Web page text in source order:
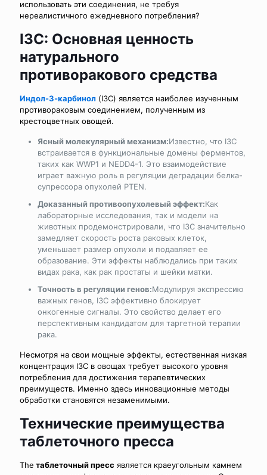
использовать эти соединения, не требуя
нереалистичного ежедневного потребления?
I3C: Основная ценность
натурального
противоракового средства
Индол-3-карбинол (I3C) является наиболее изученным
противораковым соединением, полученным из
крестоцветных овощей.
Ясный молекулярный механизм:Известно, что I3C
встраивается в функциональные домены ферментов,
таких как WWP1 и NEDD4-1. Это взаимодействие
играет важную роль в регуляции деградации белка-
супрессора опухолей PTEN.
Доказанный противоопухолевый эффект:Как
лабораторные исследования, так и модели на
животных продемонстрировали, что I3C значительно
замедляет скорость роста раковых клеток,
уменьшает размер опухоли и подавляет ее
образование. Эти эффекты наблюдались при таких
видах рака, как рак простаты и шейки матки.
Точность в регуляции генов:Модулируя экспрессию
важных генов, I3C эффективно блокирует
онкогенные сигналы. Это свойство делает его
перспективным кандидатом для таргетной терапии
рака.
Несмотря на свои мощные эффекты, естественная низкая
концентрация I3C в овощах требует высокого уровня
потребления для достижения терапевтических
преимуществ. Именно здесь инновационные методы
обработки становятся незаменимыми.
Технические преимущества
таблеточного пресса
The таблеточный пресс является краеугольным камнем